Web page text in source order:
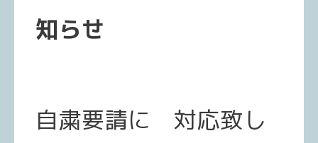
知らせ
自粛要請に 対応致し